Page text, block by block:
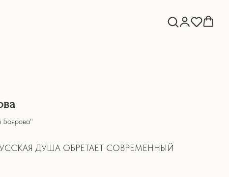
Боярова"
ДУША ОБРЕТАЕТ СОВРЕМЕННЫЙ